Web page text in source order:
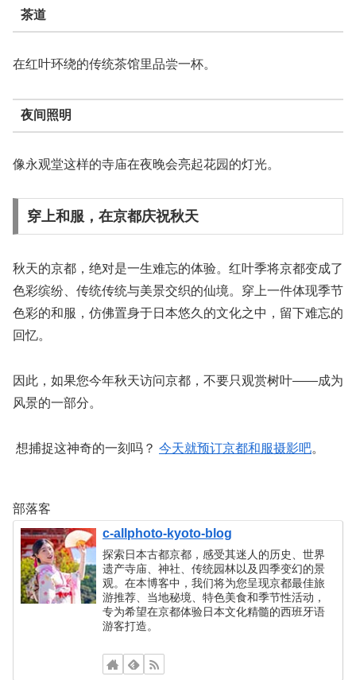
茶道
在红叶环绕的传统茶馆里品尝一杯。
夜间照明
像永观堂这样的寺庙在夜晚会亮起花园的灯光。
穿上和服，在京都庆祝秋天
秋天的京都，绝对是一生难忘的体验。红叶季将京都变成了
色彩缤纷、传统传统与美景交织的仙境。穿上一件体现季节
色彩的和服，仿佛置身于日本悠久的文化之中，留下难忘的
回忆。
因此，如果您今年秋天访问京都，不要只观赏树叶——成为
风景的一部分。
想捕捉这神奇的一刻吗？ 今天就预订京都和服摄影吧。
部落客
c-allphoto-kyoto-blog
探索日本古都京都，感受其迷人的历史、世界
遗产寺庙、神社、传统园林以及四季变幻的景
观。在本博客中，我们将为您呈现京都最佳旅
游推荐、当地秘境、特色美食和季节性活动，
专为希望在京都体验日本文化精髓的西班牙语
游客打造。